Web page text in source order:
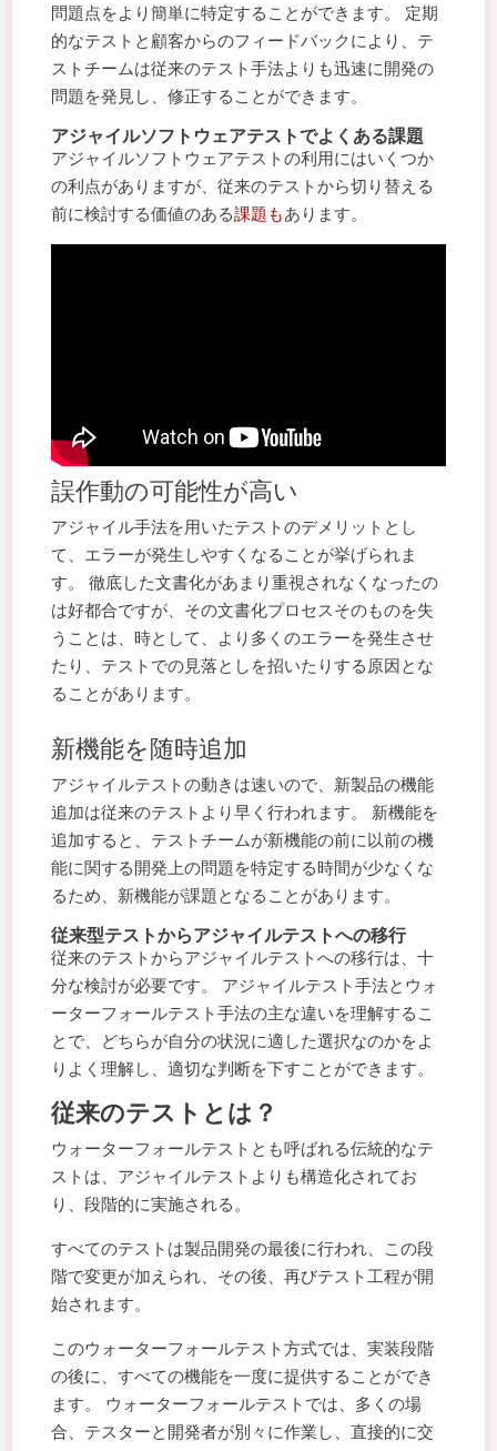
問題点をより簡単に特定することができます。 定期
的なテストと顧客からのフィードバックにより、テ
ストチームは従来のテスト手法よりも迅速に開発の
問題を発見し、修正することができます。
アジャイルソフトウェアテストでよくある課題
アジャイルソフトウェアテストの利用にはいくつか
の利点がありますが、従来のテストから切り替える
前に検討する価値のある課題もあります。
誤作動の可能性が高い
アジャイル手法を用いたテストのデメリットとし
て、エラーが発生しやすくなることが挙げられま
す。 徹底した文書化があまり重視されなくなったの
は好都合ですが、その文書化プロセスそのものを失
うことは、時として、より多くのエラーを発生させ
たり、テストでの見落としを招いたりする原因とな
ることがあります。
新機能を随時追加
アジャイルテストの動きは速いので、新製品の機能
追加は従来のテストより早く行われます。 新機能を
追加すると、テストチームが新機能の前に以前の機
能に関する開発上の問題を特定する時間が少なくな
るため、新機能が課題となることがあります。
従来型テストからアジャイルテストへの移行
従来のテストからアジャイルテストへの移行は、十
分な検討が必要です。 アジャイルテスト手法とウォ
ーターフォールテスト手法の主な違いを理解するこ
とで、どちらが自分の状況に適した選択なのかをよ
りよく理解し、適切な判断を下すことができます。
従来のテストとは？
ウォーターフォールテストとも呼ばれる伝統的なテ
ストは、アジャイルテストよりも構造化されてお
り、段階的に実施される。
すべてのテストは製品開発の最後に行われ、この段
階で変更が加えられ、その後、再びテスト工程が開
始されます。
このウォーターフォールテスト方式では、実装段階
の後に、すべての機能を一度に提供することができ
ます。 ウォーターフォールテストでは、多くの場
合、テスターと開発者が別々に作業し、直接的に交